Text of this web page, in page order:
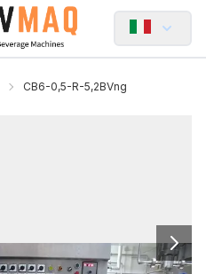
CB6-0,5-R-5,2BVng